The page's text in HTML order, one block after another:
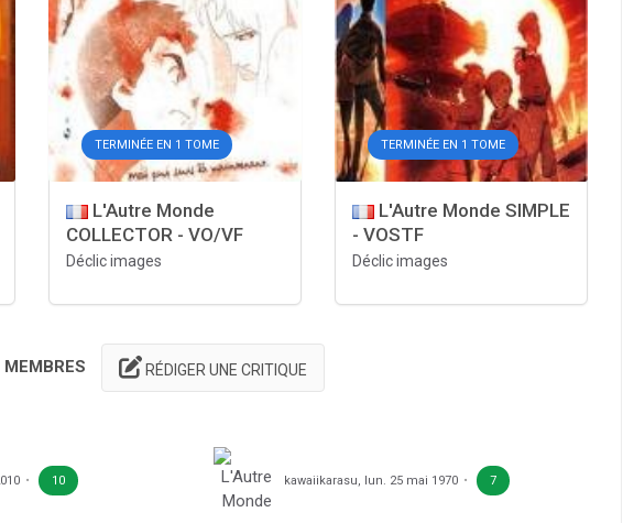
TERMINÉE EN 1 TOME
L'Autre Monde
COLLECTOR - VO/VF
Déclic images
TERMINÉE EN 1 TOME
L'Autre Monde SIMPLE
- VOSTF
Déclic images
MEMBRES RÉDIGER UNE CRITIQUE
10 kawaiikarasu, lun. 25 mai 1970 7